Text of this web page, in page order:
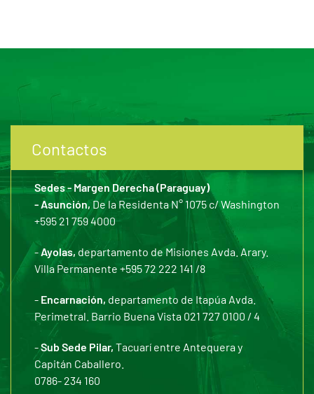
Contactos
Sedes - Margen Derecha (Paraguay)
- Asunción,De la Residenta N° 1075 c/ Washington
+595 21 759 4000
-Ayolas, departamento de Misiones Avda. Arary.
Villa Permanente +595 72 222 141 /8
- Encarnación, departamento de Itapúa Avda.
Perimetral. Barrio Buena Vista 021 727 0100 / 4
-Sub Sede Pilar, Tacuarí entre Antequera y
Capitán Caballero.
0786- 234 160